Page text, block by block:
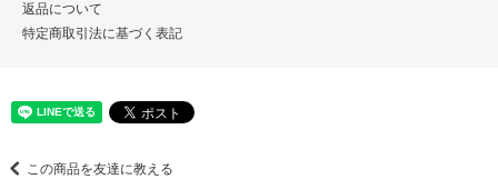
返品について
特定商取引法に基づく表記
この商品を友達に教える